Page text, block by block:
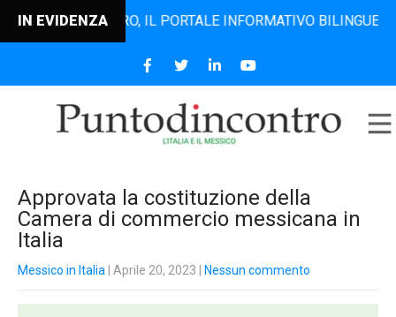
IN EVIDENZA IL PORTALE INFORMATIVO BILINGUE CHE
Approvata la costituzione della
Camera di commercio messicana in
Italia
Messico in Italia | Aprile 20, 2023 Nessun commento